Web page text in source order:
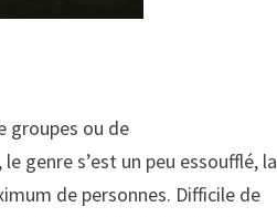
groupes ou de
genre s’est un peu essoufflé, la
de personnes. Difficile de